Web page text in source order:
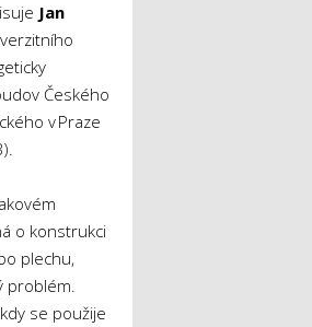
Jan
Českého
v Praze
o konstrukci
plechu,
problém.
se použije